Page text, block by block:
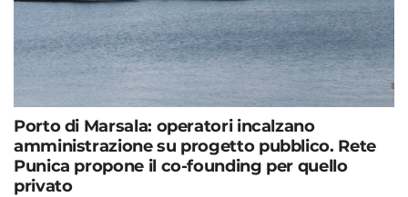
Porto di Marsala: operatori incalzano
amministrazione su progetto pubblico. Rete
Punica propone il co-founding per quello
privato